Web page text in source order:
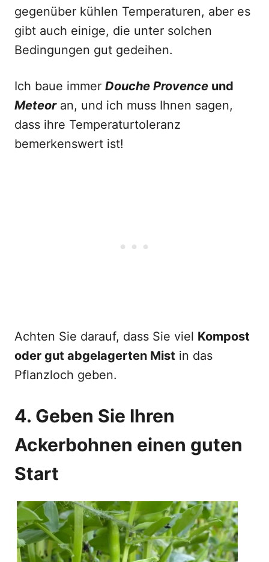
gegenüber kühlen Temperaturen, aber es
gibt auch einige, die unter solchen
Bedingungen gut gedeihen.
Ich baue immer Douche Provence und
Meteoran, und ich muss Ihnen sagen,
dass ihre Temperaturtoleranz
bemerkenswert ist!
Achten Sie darauf, dass Sie viel Kompost
oder gut abgelagerten Mist in das
Pflanzloch geben.
4. Geben Sie Ihren
Ackerbohnen einen guten
Start